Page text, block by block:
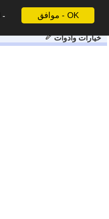
موافق - OK
خيارات وادوات